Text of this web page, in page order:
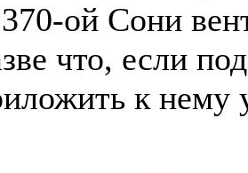
ой Сони
что, если
к нему